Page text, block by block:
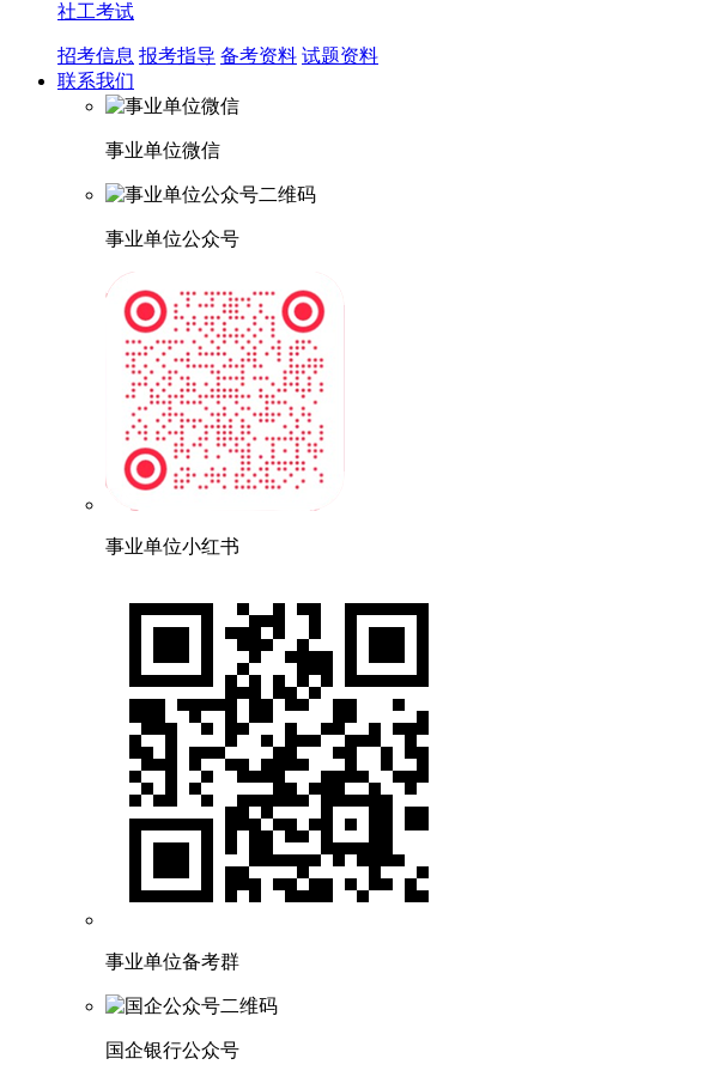
社工考试
招考信息 报考指导 备考资料 试题资料
联系我们
事业单位微信
事业单位公众号
事业单位小红书
事业单位备考群
国企银行公众号